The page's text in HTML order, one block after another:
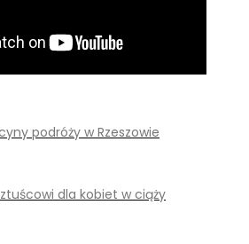
podróży w Rzeszowie
dla kobiet w ciąży